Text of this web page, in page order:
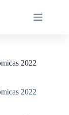
2022
2022